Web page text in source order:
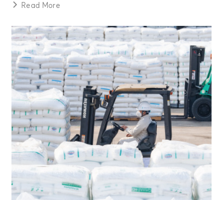
Read More